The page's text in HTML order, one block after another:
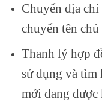
Chuyển địa chỉ
chuyển tên
Thanh lý hợp
sử dụng và tìm
mới đang được